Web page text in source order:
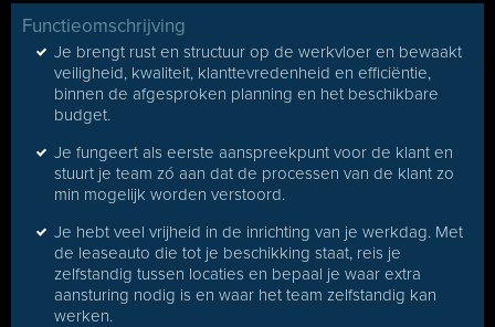
Functieomschrijving
Je brengt rust en structuur op de werkvloer en bewaakt
veiligheid, kwaliteit, klanttevredenheid en efficiëntie,
binnen de afgesproken planning en het beschikbare
budget.
Je fungeert als eerste aanspreekpunt voor de klant en
stuurt je team zó aan dat de processen van de klant zo
min mogelijk worden verstoord.
Je hebt veel vrijheid in de inrichting van je werkdag. Met
de leaseauto die tot je beschikking staat, reis je
zelfstandig tussen locaties en bepaal je waar extra
aansturing nodig is en waar het team zelfstandig kan
werken.